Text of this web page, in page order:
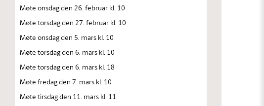
Møte onsdag den 26. februar kl. 10
Møte torsdag den 27. februar kl. 10
Møte onsdag den 5. mars kl. 10
Møte torsdag den 6. mars kl. 10
Møte torsdag den 6. mars kl. 18
Møte fredag den 7. mars kl. 10
Møte tirsdag den 11. mars kl. 11